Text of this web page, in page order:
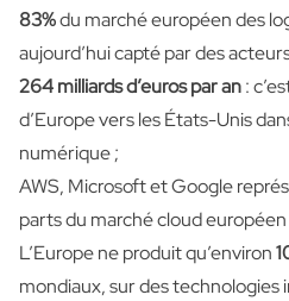
83%du marché européen des
aujourd’hui capté par des
264 milliards d’euros par an:
d’Europe vers les États-Unis
numérique ;
AWS, Microsoft et Google
parts du marché cloud européen
L’Europe ne produit qu’environ
mondiaux, sur des technologies